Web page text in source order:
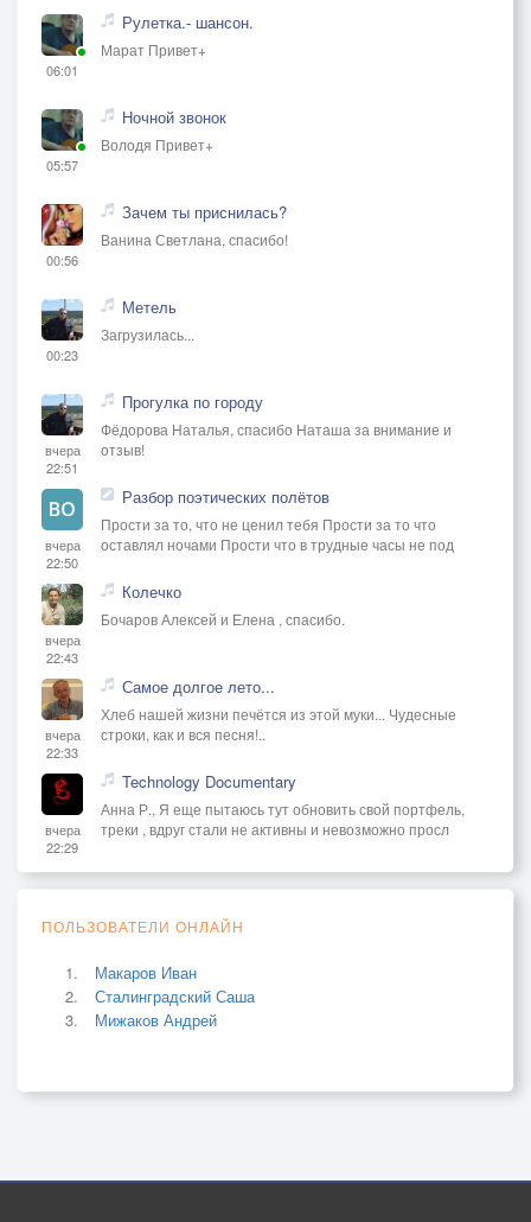
06:01
Рулетка.- шансон.
Марат Привет+
05:57
Ночной звонок
Володя Привет+
00:56
Зачем ты приснилась?
Ванина Светлана, спасибо!
00:23
Метель
Загрузилась...
вчера
22:51
Прогулка по городу
Фёдорова Наталья, спасибо Наташа за внимание и
отзыв!
вчера
22:50
Разбор поэтических полётов
Прости за то, что не ценил тебя Прости за то что
оставлял ночами Прости что в трудные часы не под
вчера
22:43
Колечко
Бочаров Алексей и Елена , спасибо.
вчера
22:33
Самое долгое лето...
Хлеб нашей жизни печётся из этой муки... Чудесные
строки, как и вся песня!..
вчера
22:29
Technology Documentary
Анна Р., Я еще пытаюсь тут обновить свой портфель,
треки , вдруг стали не активны и невозможно просл
ПОЛЬЗОВАТЕЛИ ОНЛАЙН
Макаров Иван
Сталинградский Саша
Мижаков Андрей